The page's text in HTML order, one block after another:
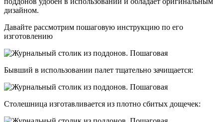
дизайном.
Давайте рассмотрим пошаговую инструкцию по его
изготовлению
Бывший в использовании палет тщательно зачищается:
Столешница изготавливается из плотно сбитых дощечек: